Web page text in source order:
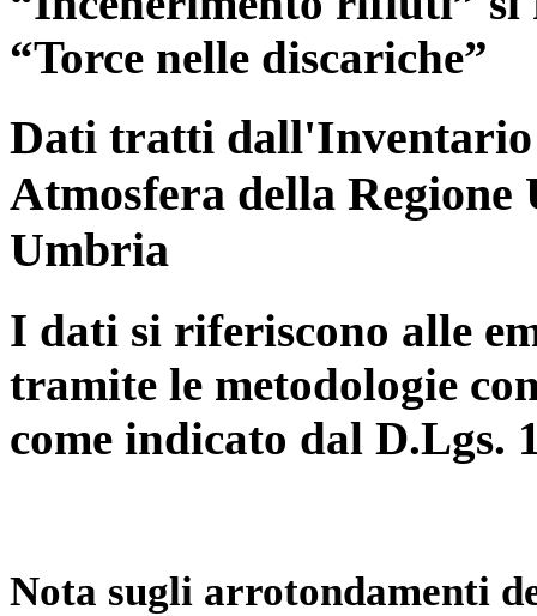
“Torce nelle discariche”
Dati tratti dall'Inventario
Atmosfera della
Umbria
I dati si riferiscono alle
tramite le metodologie
come indicato dal D.Lgs.
Nota sugli arrotondamenti